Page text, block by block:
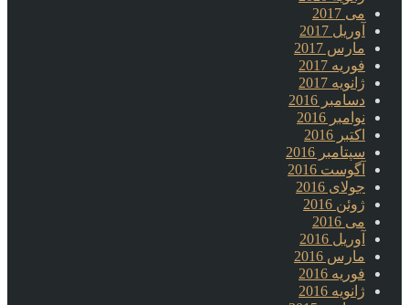
می 2017
آوریل 2017
مارس 2017
فوریه 2017
ژانویه 2017
دسامبر 2016
نوامبر 2016
اکتبر 2016
سپتامبر 2016
آگوست 2016
جولای 2016
ژوئن 2016
می 2016
آوریل 2016
مارس 2016
فوریه 2016
ژانویه 2016